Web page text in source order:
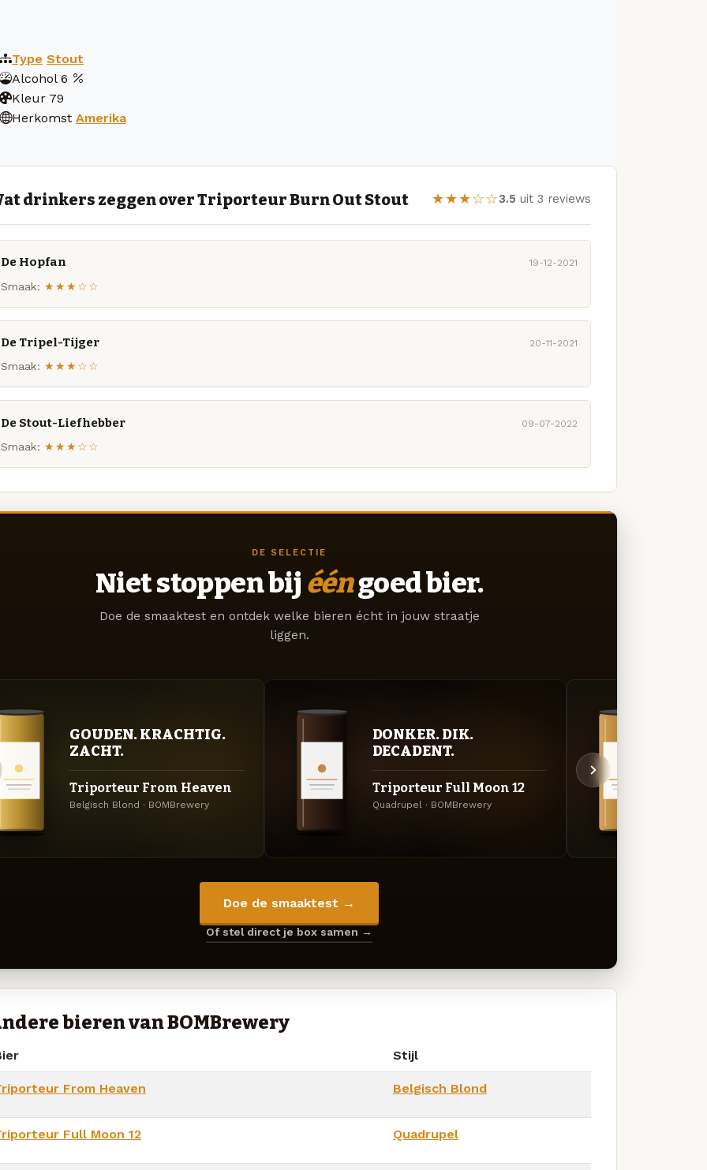
Type Stout
Alcohol 6
Kleur 79
Herkomst Amerika
drinkers zeggen over Triporteur Burn Out Stout ★★★☆☆3.5 uit 3 reviews
De Hopfan 19-12-2021
Smaak: ★★★☆☆
De Tripel-Tijger 20-11-2021
Smaak: ★★★☆☆
De Stout-Liefhebber 09-07-2022
Smaak: ★★★☆☆
DE SELECTIE
Niet stoppen bij ééngoed bier.
Doe de smaaktest en ontdek welke bieren écht in jouw straatje
liggen.
GOUDEN. KRACHTIG.
ZACHT.
Triporteur From Heaven
Belgisch Blond · BOMBrewery
DONKER. DIK.
DECADENT.
Triporteur Full Moon 12
Quadrupel · BOMBrewery
Doe de smaaktest →
Of stel direct je box samen →
bieren van BOMBrewery
Stijl
From Heaven Belgisch Blond
Full Moon 12 Quadrupel